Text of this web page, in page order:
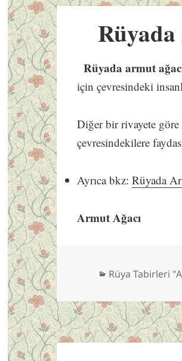
Rüyada armut
için çevresindeki
Diğer bir rivayete göre
çevresindekilere
Ayrıca bkz:Rüyada
Armut Ağacı
Kategoriler
Rüya Tabirleri